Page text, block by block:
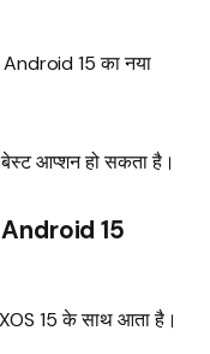
15 का नया
आप्शन हो सकता है।
15
15 के साथ आता है।